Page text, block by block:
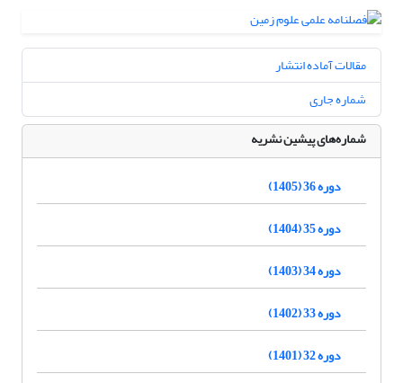
مقالات آماده انتشار
شماره جاری
شماره‌های پیشین نشریه
دوره 36 (1405)
دوره 35 (1404)
دوره 34 (1403)
دوره 33 (1402)
دوره 32 (1401)